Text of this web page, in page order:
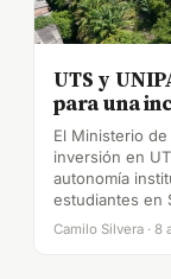
UTS y
para una
El Ministerio
inversión en
autonomía
estudiantes en
Camilo Silvera · 8